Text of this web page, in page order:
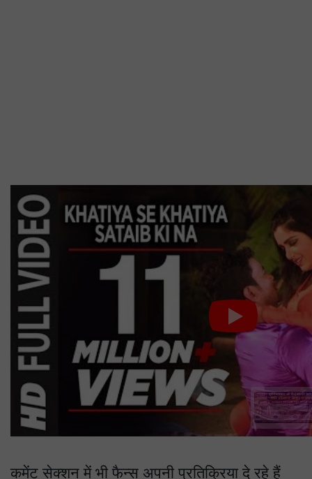
कमेंट सेक्शन में भी फैन्स अपनी प्रतिक्रिया दे रहे हैं
हरियाणा में फैमिली आईडी को लेकर
बड़ा एक्शन, सरकार खंगाल रही लोगों